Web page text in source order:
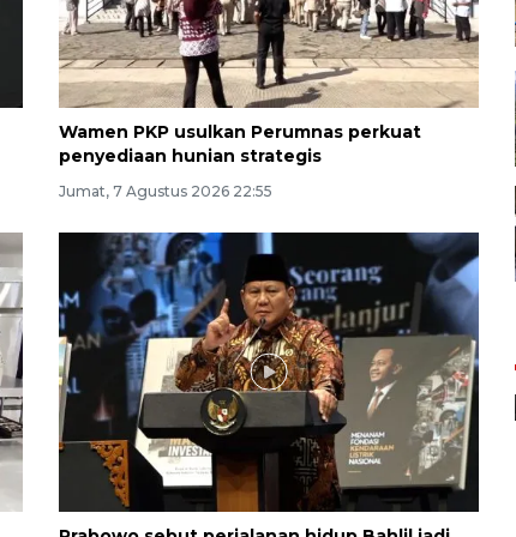
Wamen PKP usulkan Perumnas perkuat
penyediaan hunian strategis
Jumat, 7 Agustus 2026 22:55